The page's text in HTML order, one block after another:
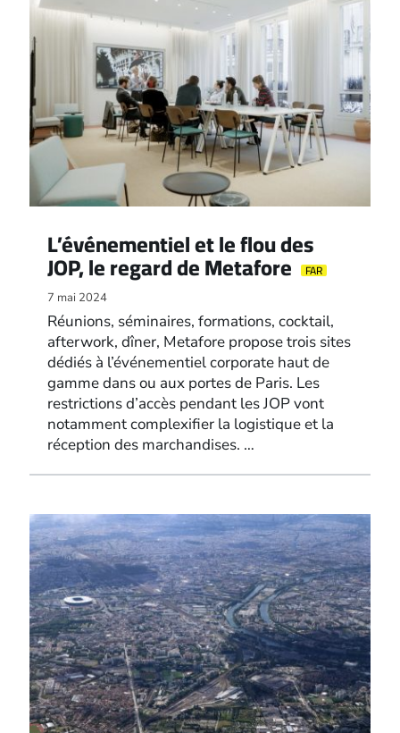
L’événementiel et le flou des
JOP, le regard de Metafore FAR
7 mai 2024
Réunions, séminaires, formations, cocktail,
afterwork, dîner, Metafore propose trois sites
dédiés à l’événementiel corporate haut de
gamme dans ou aux portes de Paris. Les
restrictions d’accès pendant les JOP vont
notamment complexifier la logistique et la
réception des marchandises. …